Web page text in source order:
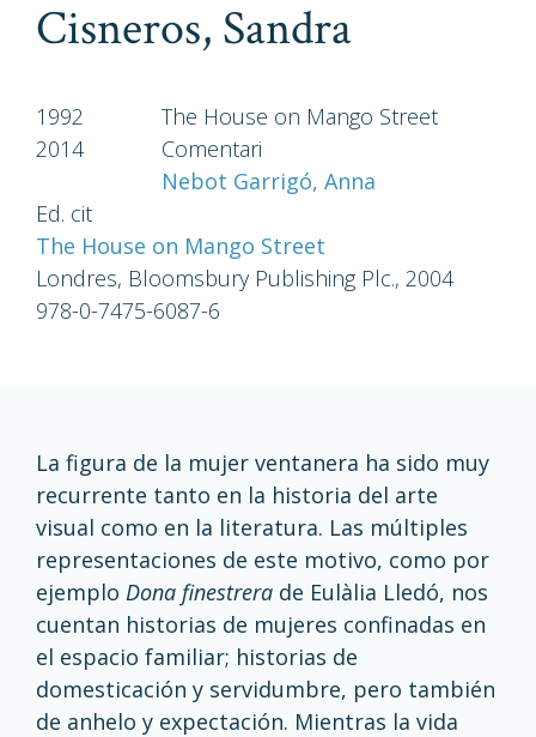
Cisneros, Sandra
1992
The House on Mango Street
2014
Comentari
Nebot Garrigó, Anna
Ed. cit
The House on Mango Street
Londres, Bloomsbury Publishing Plc., 2004
978-0-7475-6087-6
La figura de la mujer ventanera ha sido muy
recurrente tanto en la historia del arte
visual como en la literatura. Las múltiples
representaciones de este motivo, como por
ejemplo Dona finestrera de Eulàlia Lledó, nos
cuentan historias de mujeres confinadas en
el espacio familiar; historias de
domesticación y servidumbre, pero también
de anhelo y expectación. Mientras la vida